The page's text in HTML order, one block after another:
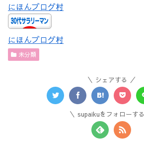
にほんブログ村
にほんブログ村
未分類
シェアする
supaikuをフォローする